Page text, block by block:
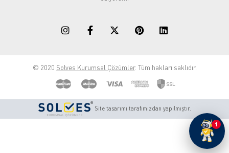
1
© 2020 Solves Kurumsal Çözümler. Tüm hakları saklıdır.
Site tasarımı tarafımızdan yapılmıştır.